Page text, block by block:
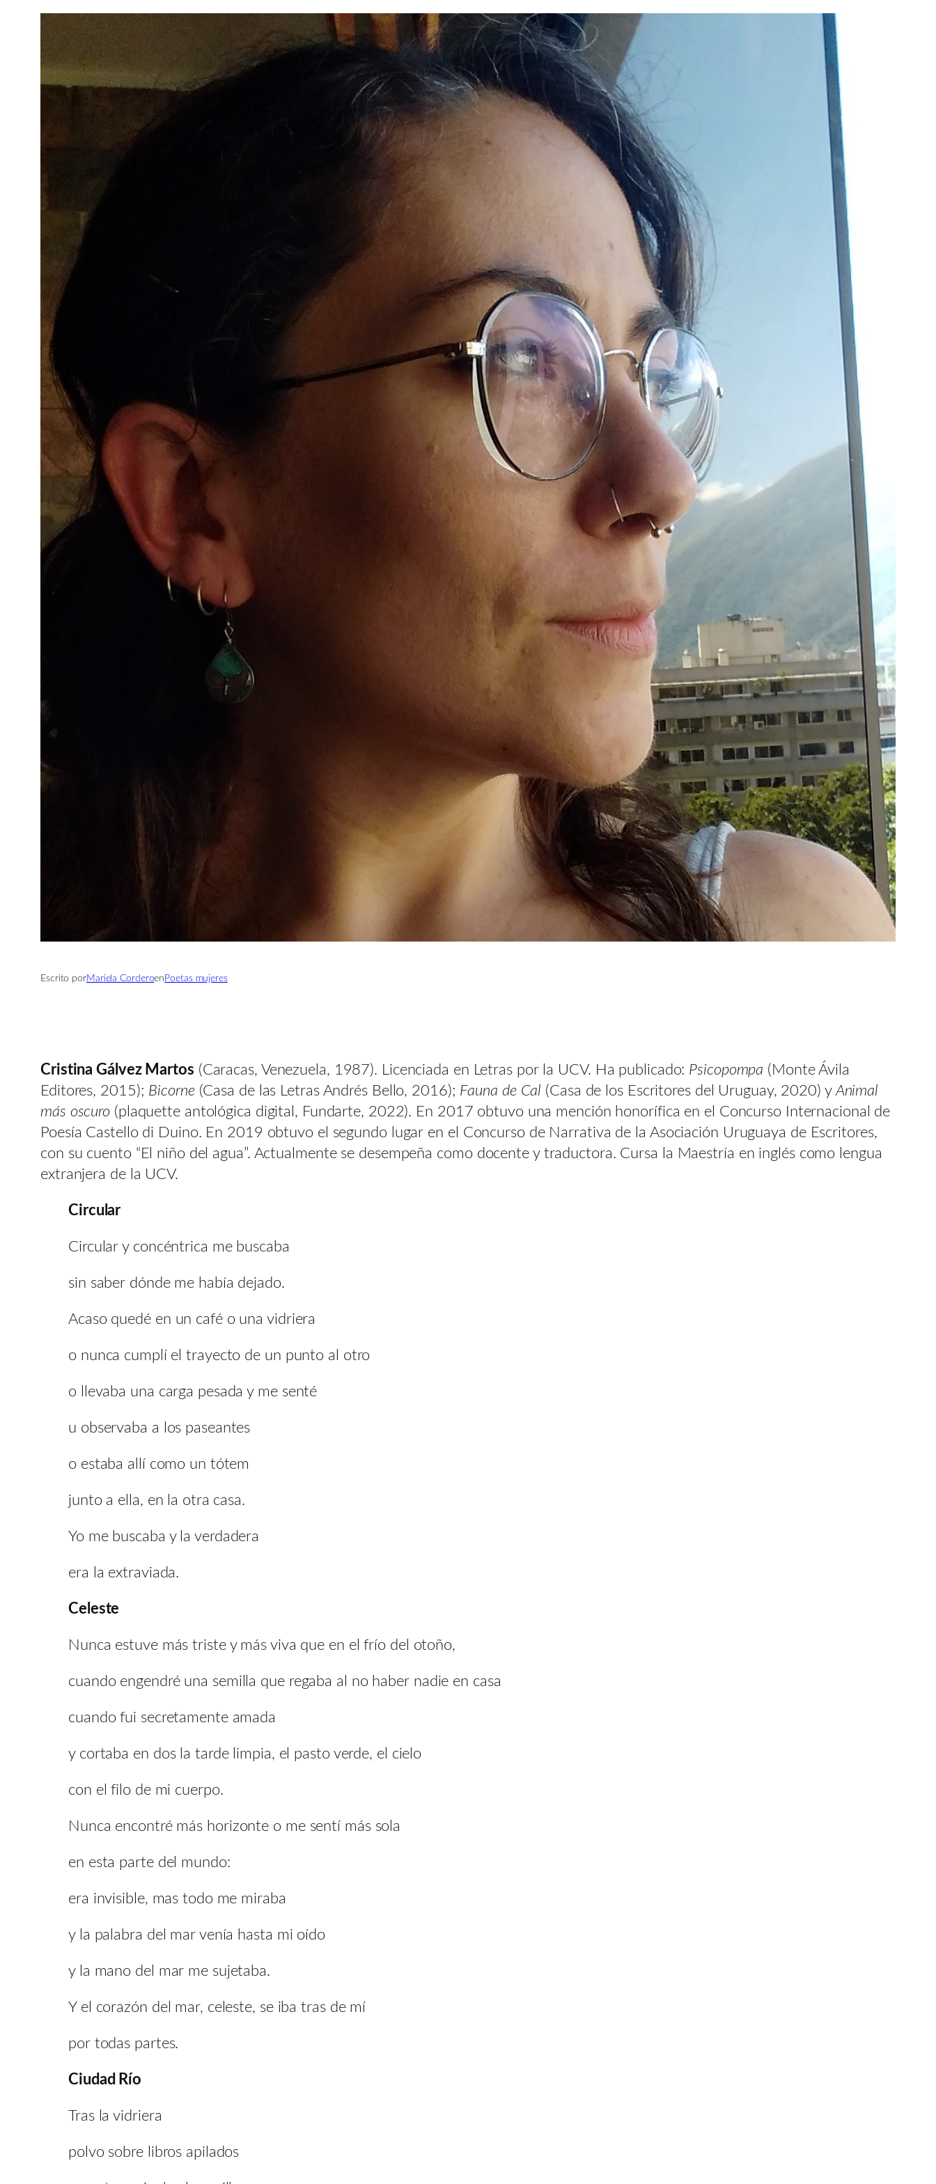
Escrito porMariela Corderoen Poetas mujeres
Cristina Gálvez Martos (Caracas, Venezuela, 1987). Licenciada en Letras por la UCV. Ha publicado: Psicopompa (Monte Ávila
Editores, 2015); Bicorne (Casa de las Letras Andrés Bello, 2016); Fauna de Cal (Casa de los Escritores del Uruguay, 2020) y Animal
más oscuro (plaquette antológica digital, Fundarte, 2022). En 2017 obtuvo una mención honorífica en el Concurso Internacional de
Poesía Castello di Duino. En 2019 obtuvo el segundo lugar en el Concurso de Narrativa de la Asociación Uruguaya de Escritores,
con su cuento “El niño del agua”. Actualmente se desempeña como docente y traductora. Cursa la Maestría en inglés como lengua
extranjera de la UCV.
Circular
Circular y concéntrica me buscaba
sin saber dónde me había dejado.
Acaso quedé en un café o una vidriera
o nunca cumplí el trayecto de un punto al otro
o llevaba una carga pesada y me senté
u observaba a los paseantes
o estaba allí como un tótem
junto a ella, en la otra casa.
Yo me buscaba y la verdadera
era la extraviada.
Celeste
Nunca estuve más triste y más viva que en el frío del otoño,
cuando engendré una semilla que regaba al no haber nadie en casa
cuando fui secretamente amada
y cortaba en dos la tarde limpia, el pasto verde, el cielo
con el filo de mi cuerpo.
Nunca encontré más horizonte o me sentí más sola
en esta parte del mundo:
era invisible, mas todo me miraba
y la palabra del mar venía hasta mi oído
y la mano del mar me sujetaba.
Y el corazón del mar, celeste, se iba tras de mí
por todas partes.
Ciudad Río
Tras la vidriera
polvo sobre libros apilados